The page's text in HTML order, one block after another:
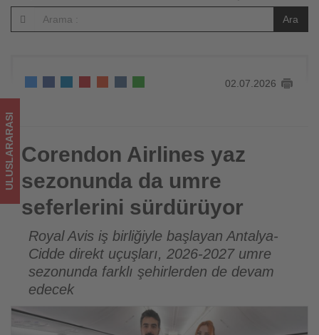
umre
seferlerini
sürdürüyor
-
Tourexpi,
sizler
için
turizmde
olup
bitenleri
takip
ediyor!
Ara
02.07.2026
Corendon Airlines yaz sezonunda da umre seferlerini
sürdürüyor
ULUSLARARASI Corendon Airlines yaz
sezonunda da umre
seferlerini sürdürüyor
Royal Avis iş birliğiyle başlayan Antalya-
Cidde direkt uçuşları, 2026-2027 umre
sezonunda farklı şehirlerden de devam
edecek